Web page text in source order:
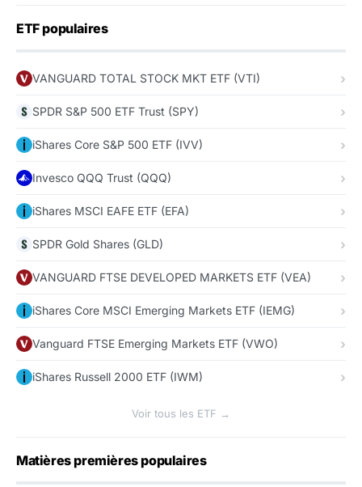
ETF populaires
VANGUARD TOTAL STOCK MKT ETF (VTI)
SPDR S&P 500 ETF Trust (SPY)
iShares Core S&P 500 ETF (IVV)
Invesco QQQ Trust (QQQ)
iShares MSCI EAFE ETF (EFA)
SPDR Gold Shares (GLD)
VANGUARD FTSE DEVELOPED MARKETS ETF (VEA)
iShares Core MSCI Emerging Markets ETF (IEMG)
Vanguard FTSE Emerging Markets ETF (VWO)
iShares Russell 2000 ETF (IWM)
Voir tous les ETF →
Matières premières populaires